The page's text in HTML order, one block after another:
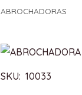
ABROCHADORAS
SKU: 10033